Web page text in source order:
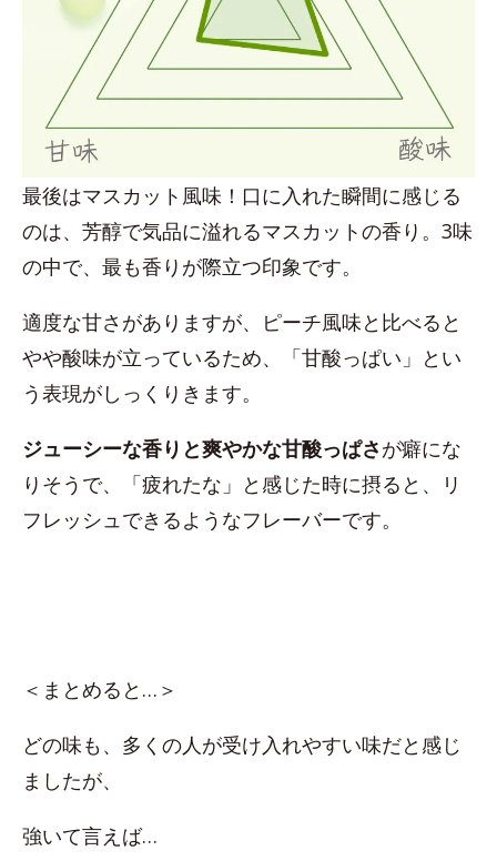
最後はマスカット風味！口に入れた瞬間に感じる
のは、芳醇で気品に溢れるマスカットの香り。3味
の中で、最も香りが際立つ印象です。
適度な甘さがありますが、ピーチ風味と比べると
やや酸味が立っているため、「甘酸っぱい」とい
う表現がしっくりきます。
ジューシーな香りと爽やかな甘酸っぱさが癖にな
りそうで、「疲れたな」と感じた時に摂ると、リ
フレッシュできるようなフレーバーです。
＜まとめると…＞
どの味も、多くの人が受け入れやすい味だと感じ
ましたが、
強いて言えば…